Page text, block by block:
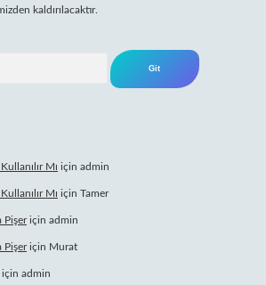
kaldırılacaktır.
Mı için admin
Mı için Tamer
Pişeriçin admin
Pişeriçin Murat
için admin